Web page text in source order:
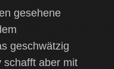
gesehene
geschwätzig
schafft aber mit